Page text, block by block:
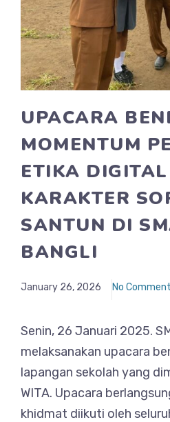
UPACARA
MOMENTUM
ETIKA
KARAKTER
SANTUN DI
BANGLI
January 26, 2026 No
Senin, 26 Januari 2025.
melaksanakan upacara
lapangan sekolah yang
WITA. Upacara
khidmat diikuti oleh